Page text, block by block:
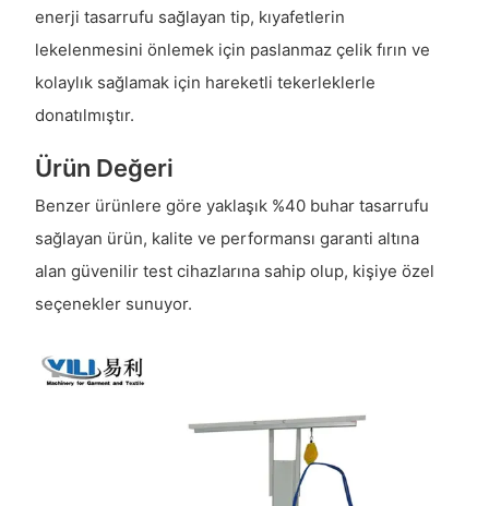
enerji tasarrufu sağlayan tip, kıyafetlerin
lekelenmesini önlemek için paslanmaz çelik fırın ve
kolaylık sağlamak için hareketli tekerleklerle
donatılmıştır.
Ürün Değeri
Benzer ürünlere göre yaklaşık %40 buhar tasarrufu
sağlayan ürün, kalite ve performansı garanti altına
alan güvenilir test cihazlarına sahip olup, kişiye özel
seçenekler sunuyor.